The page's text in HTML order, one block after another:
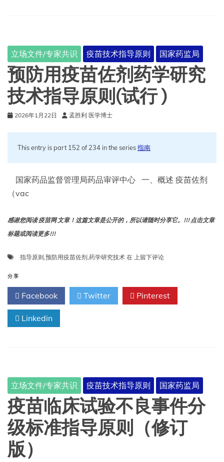
指
导
原
（征
求
意
见
立场文件/专家共识 疫苗技术指导原则 国家药监局
预防用疫苗佐剂药学研究
技术指导原则(试行 )
2026年1月22日 孟胜利 医学博士
This entry is part 152 of 234 in the series指南
国家药品监督管理局药品审评中心 一、概述 疫苗佐剂
（vac
感谢您阅读 疫苗网 文章！这篇文章是公开的，所以请随时分享它。!!! 点击文章
标题或阅读更多!!!
指导原则,预防用疫苗佐剂,药学研究技术 在 预
疫
苗
佐
术
指
导
原
则
上留下评论
分享
Facebook Twitter Pinterest
Linkedin
立场文件/专家共识 疫苗技术指导原则 国家药监局
疫苗临床试验不良事件分
级标准指导原则（修订
版）